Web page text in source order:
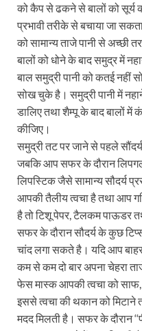
को कैप से ढकने से बालों को सूर्य
प्रभावी तरीके से बचाया जा
को सामान्य ताजे पानी से अच्छी
बालों को धोने के बाद समुद्र में
बाल समुद्री पानी को कतई नहीं
सोख चुके है। समुद्री पानी में
डालिए तथा शैम्पू के बाद बालों में
कीजिए।
समुद्री तट पर जाने से पहले
जबकि आप सफर के दौरान
लिपस्टिक जैसे सामान्य सौदर्य
आपकी तैलीय त्वचा है तथा आप
है तो टिशू पेपर, टैलकम पाऊडर
सफर के दौरान सौदर्य के कुछ
चांद लगा सकते है। यदि आप
कम से कम दो बार अपना चेहरा
फेस मास्क आपकी त्वचा को
इससे त्वचा की थकान को मिटाने
मदद मिलती है। सफर के दौरान